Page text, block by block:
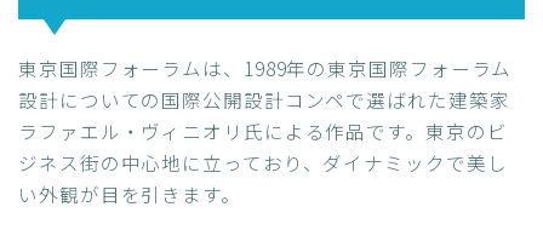
東京国際フォーラムは、1989年の東京国際フォーラム
設計についての国際公開設計コンペで選ばれた建築家
ラファエル・ヴィニオリ氏による作品です。東京のビ
ジネス街の中心地に立っており、ダイナミックで美し
い外観が目を引きます。